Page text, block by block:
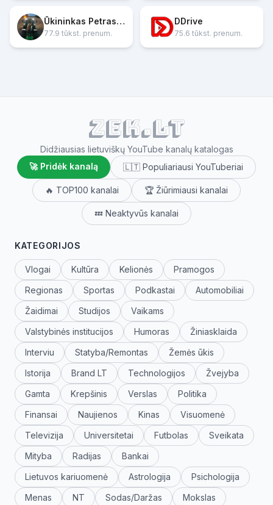
Ūkininkas Petras Šiaučiunas
77.9 tūkst. prenum.
DDrive
75.6 tūkst. prenum.
ZEK.lt
Didžiausias lietuviškų YouTube kanalų katalogas
🚀 Pridėk kanalą
🇱🇹 Populiariausi YouTuberiai
🔥 TOP100 kanalai 🏆 Žiūrimiausi kanalai
💤 Neaktyvūs kanalai
KATEGORIJOS
Vlogai Kultūra Kelionės
Pramogos
Regionas
Sportas Podkastai
Automobiliai
Žaidimai
Studijos
Vaikams
Valstybinės institucijos
Humoras
Žiniasklaida
Interviu
Statyba/Remontas
Žemės ūkis
Istorija
Brand LT Technologijos
Žvejyba
Gamta
Krepšinis Verslas
Politika
Finansai
Naujienos Kinas
Visuomenė
Televizija
Universitetai Futbolas
Sveikata
Mityba
Radijas
Bankai
Lietuvos kariuomenė
Astrologija
Psichologija
Menas
NT Sodas/Daržas Mokslas